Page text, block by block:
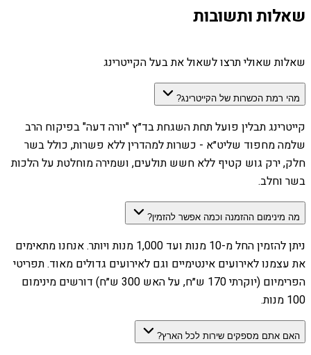
שאלות ותשובות
שאלות שאולי תרצו לשאול את בעל הקייטרינג
מהי רמת הכשרות של הקייטרינג?
קייטרינג תבלין פועל תחת השגחת בד״ץ "יורה דעה" בפיקוח הרב
שלמה מחפוד שליט״א - כשרות למהדרין ללא פשרות, כולל בשר
חלק, ירק גוש קטיף ללא חשש תולעים, ושמירה מוחלטת על הלכות
בשר וחלב.
מה מינימום ההזמנה וכמה אפשר להזמין?
ניתן להזמין החל מ-10 מנות ועד 1,000 מנות ויותר. אנחנו מתאימים
את עצמנו לאירועים אינטימיים וגם לאירועים גדולים מאוד. תפריטי
הפרימיום (יוקרתי 170 ש״ח, על האש 300 ש״ח) דורשים מינימום
100 מנות.
האם אתם מספקים שירות לכל הארץ?